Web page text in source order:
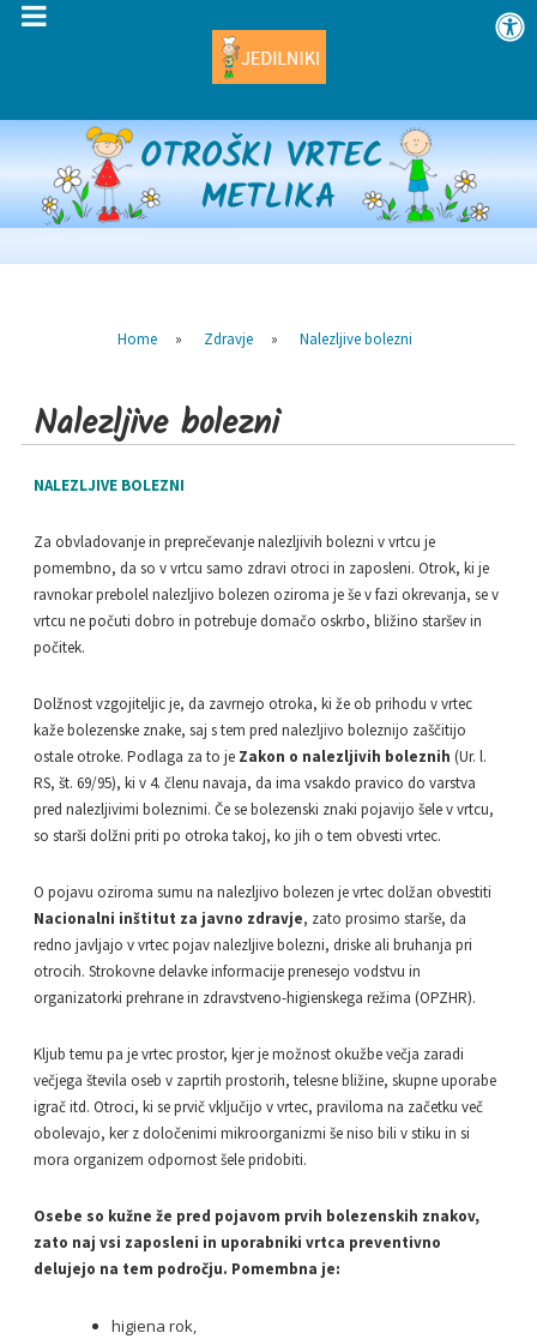
Home » Zdravje » Nalezljive bolezni
Nalezljive bolezni
NALEZLJIVE BOLEZNI
Za obvladovanje in preprečevanje nalezljivih bolezni v vrtcu je
pomembno, da so v vrtcu samo zdravi otroci in zaposleni. Otrok, ki je
ravnokar prebolel nalezljivo bolezen oziroma je še v fazi okrevanja, se v
vrtcu ne počuti dobro in potrebuje domačo oskrbo, bližino staršev in
počitek.
Dolžnost vzgojiteljic je, da zavrnejo otroka, ki že ob prihodu v vrtec
kaže bolezenske znake, saj s tem pred nalezljivo boleznijo zaščitijo
ostale otroke. Podlaga za to je Zakon o nalezljivih boleznih (Ur. l.
RS, št. 69/95), ki v 4. členu navaja, da ima vsakdo pravico do varstva
pred nalezljivimi boleznimi. Če se bolezenski znaki pojavijo šele v vrtcu,
so starši dolžni priti po otroka takoj, ko jih o tem obvesti vrtec.
O pojavu oziroma sumu na nalezljivo bolezen je vrtec dolžan obvestiti
Nacionalni inštitut za javno zdravje, zato prosimo starše, da
redno javljajo v vrtec pojav nalezljive bolezni, driske ali bruhanja pri
otrocih. Strokovne delavke informacije prenesejo vodstvu in
organizatorki prehrane in zdravstveno-higienskega režima (OPZHR).
Kljub temu pa je vrtec prostor, kjer je možnost okužbe večja zaradi
večjega števila oseb v zaprtih prostorih, telesne bližine, skupne uporabe
igrač itd. Otroci, ki se prvič vključijo v vrtec, praviloma na začetku več
obolevajo, ker z določenimi mikroorganizmi še niso bili v stiku in si
mora organizem odpornost šele pridobiti.
Osebe so kužne že pred pojavom prvih bolezenskih znakov,
zato naj vsi zaposleni in uporabniki vrtca preventivno
delujejo na tem področju. Pomembna je:
higiena rok,